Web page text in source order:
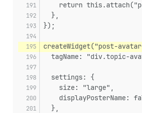
return
  },
});
createWidget("post-
tagName: "div.topic-
  settings: {
    size: "large",
displayPosterName:
  },